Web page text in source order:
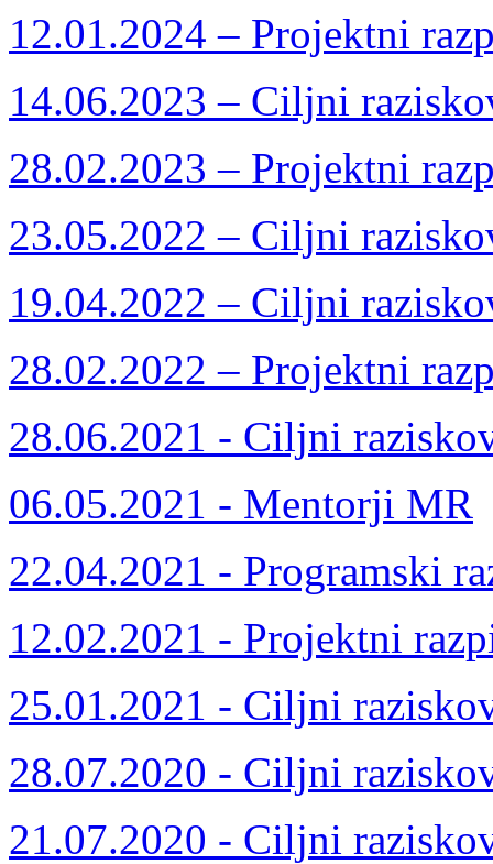
12.01.2024 – Projektni
14.06.2023 – Ciljni
28.02.2023 – Projektni
23.05.2022 – Ciljni
19.04.2022 – Ciljni
28.02.2022 – Projektni
28.06.2021 - Ciljni
06.05.2021 - Mentorji MR
22.04.2021 - Programski
12.02.2021 - Projektni
25.01.2021 - Ciljni
28.07.2020 - Ciljni
21.07.2020 - Ciljni